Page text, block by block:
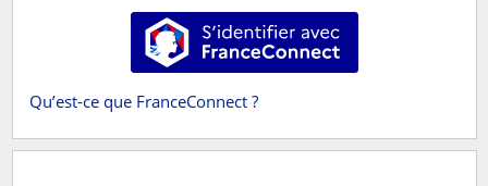
S’identifier avec FranceConnect
Qu’est-ce que FranceConnect ?